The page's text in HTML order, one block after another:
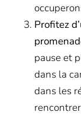
Profitez
pause et
dans la
dans les